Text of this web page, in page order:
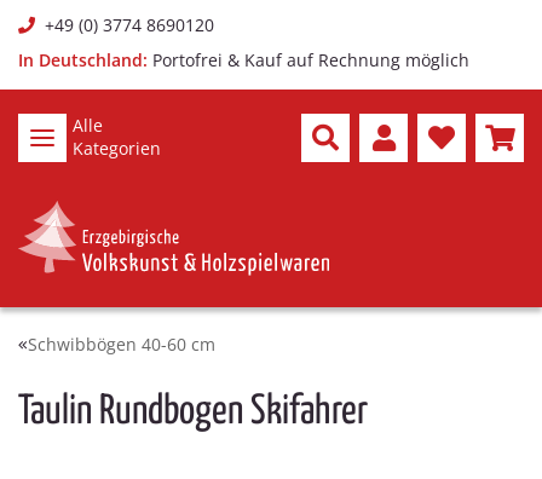
+49 (0) 3774 8690120
In Deutschland: Portofrei & Kauf auf Rechnung möglich
Alle
Kategorien
Schwibbögen 40-60 cm
Taulin Rundbogen Skifahrer